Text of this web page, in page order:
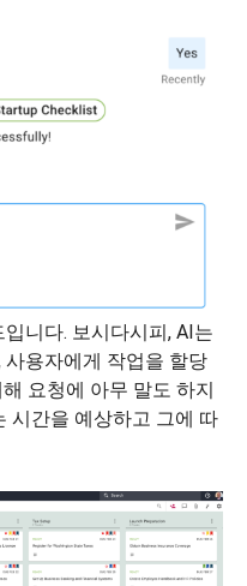
니다. 보시다시피, AI는
용자에게 작업을 할당
요청에 아무 말도 하지
시간을 예상하고 그에 따